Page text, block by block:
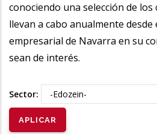
conociendo una selección de los
llevan a cabo anualmente
empresarial de Navarra en su
sean de interés.
Sector: